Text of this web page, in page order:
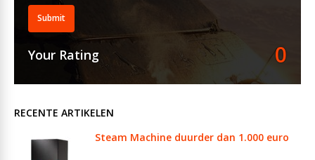
Submit
Your Rating 0
RECENTE ARTIKELEN
Steam Machine duurder dan 1.000 euro